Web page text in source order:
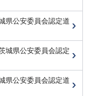
県公安委員会認定道
城県公安委員会認定
県公安委員会認定道